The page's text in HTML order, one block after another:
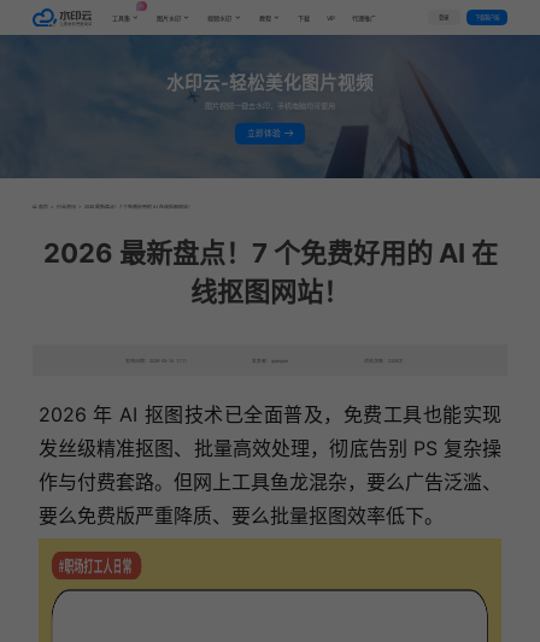
工具集
AI
图片水印 视频水印 教程 下载 VIP 代理推广 登录 下载客户端
水印云-轻松美化图片视频
图片视频一键去水印，手机电脑均可使用
立即体验
首页 > 行业资讯 > 2026 最新盘点！7 个免费好用的 AI 在线抠图网站！
2026 最新盘点！7 个免费好用的 AI 在
线抠图网站！
发布日期：2026-05-14 11:11 发表者：qianqian 浏览次数：2328次
2026 年 AI 抠图技术已全面普及，免费工具也能实现
发丝级精准抠图、批量高效处理，彻底告别 PS 复杂操
作与付费套路。但网上工具鱼龙混杂，要么广告泛滥、
要么免费版严重降质、要么批量抠图效率低下。